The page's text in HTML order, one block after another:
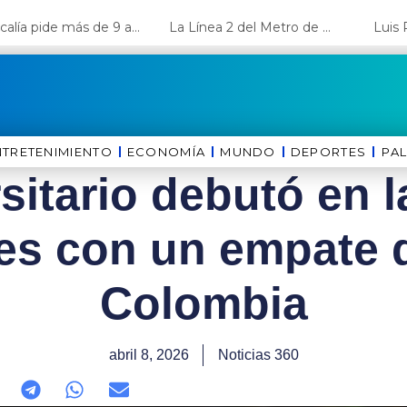
Fiscalía pide más de 9 años de cárcel para el diputado de oposición Harvey Colchado La Línea 2 del Metro de Lima y el Ramal 4 alcanzan un avance del 80%
ECONOMÍA MUNDO DEPORTES
debutó en
con un empate
Colombia
abril 8, 2026 Noticias 360